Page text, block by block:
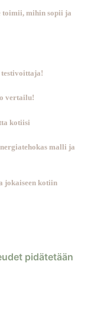
toimii, mihin sopii ja
vertailu!
kotiisi
malli ja
jokaiseen kotiin
pidätetään